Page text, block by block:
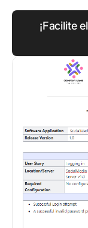
¡Facilite